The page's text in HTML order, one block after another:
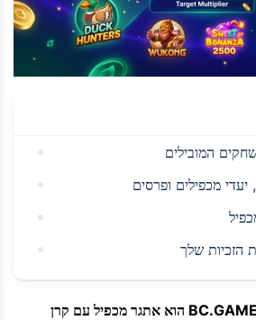
המובילים
מכפילים ופרסים
הזכיות שלך
מבצע הקזינו האחרון של BC.GAME הוא אתגר מכפיל עם קרן